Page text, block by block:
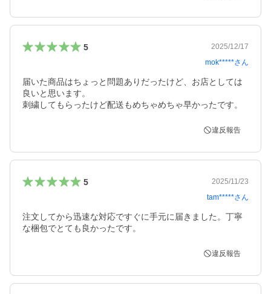
5
2025/12/17
mok*****さん
届いた商品はちょっと問題ありだったけど、お店としては
良いと思います。
刺繍してもらったけど配送もめちゃめちゃ早かったです。
違反報告
5
2025/11/23
tam*****さん
注文してから迅速な対応ですぐに手元に届きました。丁寧
な梱包でとても良かったです。
違反報告